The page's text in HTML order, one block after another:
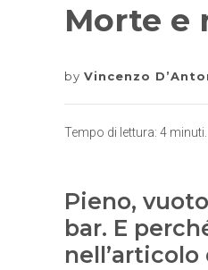
Morte e
by Vincenzo
Tempo di lettura: 4 minuti.
Pieno,
bar. E
nell’articolo